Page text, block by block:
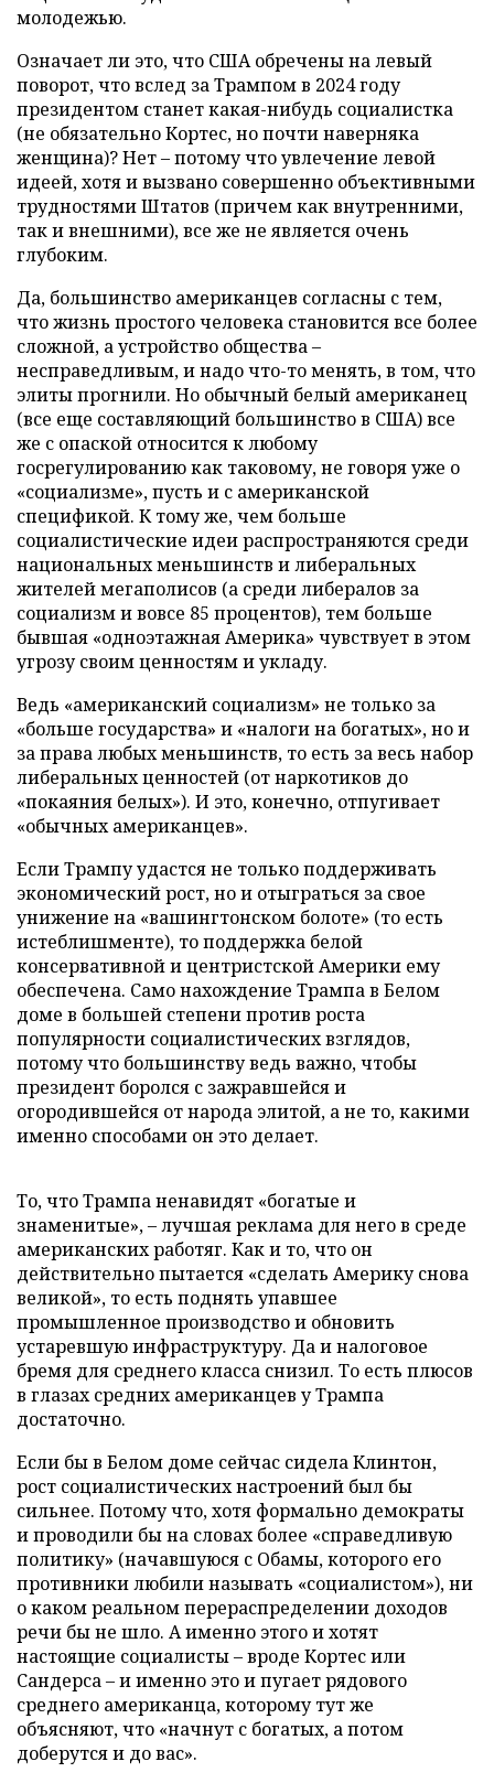
молодежью.
Означает ли это, что США обречены на левый
поворот, что вслед за Трампом в 2024 году
президентом станет какая-нибудь социалистка
(не обязательно Кортес, но почти наверняка
женщина)? Нет – потому что увлечение левой
идеей, хотя и вызвано совершенно объективными
трудностями Штатов (причем как внутренними,
так и внешними), все же не является очень
глубоким.
Да, большинство американцев согласны с тем,
что жизнь простого человека становится все более
сложной, а устройство общества –
несправедливым, и надо что-то менять, в том, что
элиты прогнили. Но обычный белый американец
(все еще составляющий большинство в США) все
же с опаской относится к любому
госрегулированию как таковому, не говоря уже о
«социализме», пусть и с американской
спецификой. К тому же, чем больше
социалистические идеи распространяются среди
национальных меньшинств и либеральных
жителей мегаполисов (а среди либералов за
социализм и вовсе 85 процентов), тем больше
бывшая «одноэтажная Америка» чувствует в этом
угрозу своим ценностям и укладу.
Ведь «американский социализм» не только за
«больше государства» и «налоги на богатых», но и
за права любых меньшинств, то есть за весь набор
либеральных ценностей (от наркотиков до
«покаяния белых»). И это, конечно, отпугивает
«обычных американцев».
Если Трампу удастся не только поддерживать
экономический рост, но и отыграться за свое
унижение на «вашингтонском болоте» (то есть
истеблишменте), то поддержка белой
консервативной и центристской Америки ему
обеспечена. Само нахождение Трампа в Белом
доме в большей степени против роста
популярности социалистических взглядов,
потому что большинству ведь важно, чтобы
президент боролся с зажравшейся и
огородившейся от народа элитой, а не то, какими
именно способами он это делает.
То, что Трампа ненавидят «богатые и
знаменитые», – лучшая реклама для него в среде
американских работяг. Как и то, что он
действительно пытается «сделать Америку снова
великой», то есть поднять упавшее
промышленное производство и обновить
устаревшую инфраструктуру. Да и налоговое
бремя для среднего класса снизил. То есть плюсов
в глазах средних американцев у Трампа
достаточно.
Если бы в Белом доме сейчас сидела Клинтон,
рост социалистических настроений был бы
сильнее. Потому что, хотя формально демократы
и проводили бы на словах более «справедливую
политику» (начавшуюся с Обамы, которого его
противники любили называть «социалистом»), ни
о каком реальном перераспределении доходов
речи бы не шло. А именно этого и хотят
настоящие социалисты – вроде Кортес или
Сандерса – и именно это и пугает рядового
среднего американца, которому тут же
объясняют, что «начнут с богатых, а потом
доберутся и до вас».